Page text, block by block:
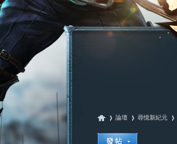
論壇 尋憶新紀元